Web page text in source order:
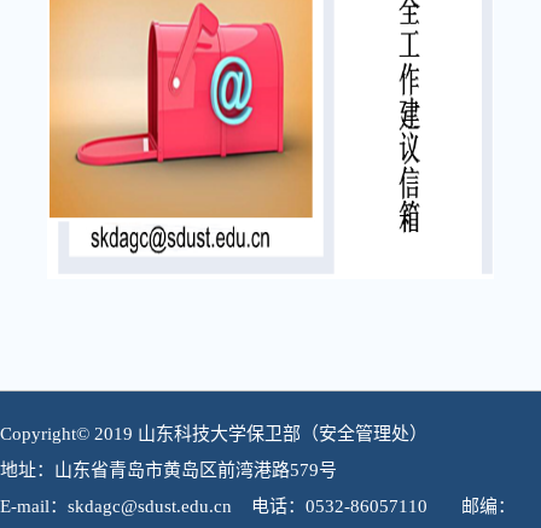
Copyright© 2019 山东科技大学保卫部（安全管理处）
地址：山东省青岛市黄岛区前湾港路579号
E-mail：skdagc@sdust.edu.cn 电话：0532-86057110 邮编：